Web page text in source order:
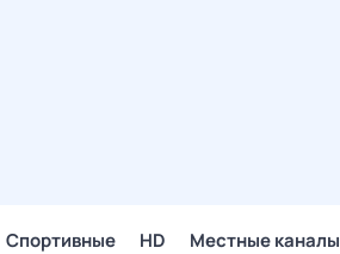
Спортивные HD Местные каналы